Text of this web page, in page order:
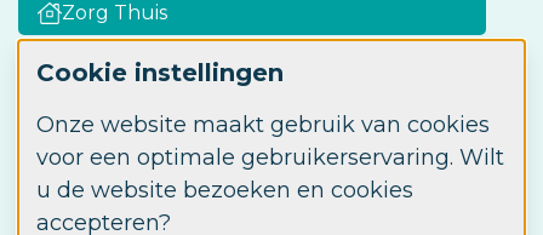
Cookie instellingen
Onze website maakt gebruik van cookies
voor een optimale gebruikerservaring. Wilt
u de website bezoeken en cookies
accepteren?
Zorg Thuis
Zorgkaart Nederland